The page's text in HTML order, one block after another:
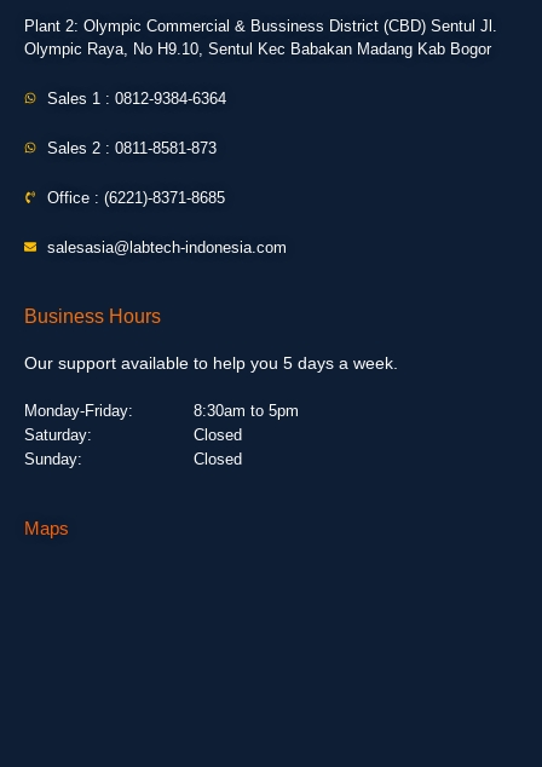
Plant 2: Olympic Commercial & Bussiness District (CBD) Sentul Jl.
Olympic Raya, No H9.10, Sentul Kec Babakan Madang Kab Bogor
Sales 1 : 0812-9384-6364
Sales 2 : 0811-8581-873
Office : (6221)-8371-8685
salesasia@labtech-indonesia.com
Business Hours
Our support available to help you 5 days a week.
Monday-Friday:
Saturday:
Sunday:
8:30am to 5pm
Closed
Closed
Maps